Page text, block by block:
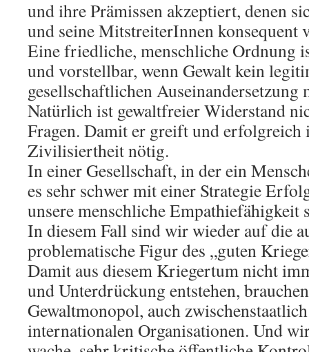
und ihre Prämissen akzeptiert, denen
und seine MitstreiterInnen konsequent
Eine friedliche, menschliche Ordnung
und vorstellbar, wenn Gewalt kein
gesellschaftlichen Auseinandersetzung
Natürlich ist gewaltfreier Widerstand
Fragen. Damit er greift und
Zivilisiertheit nötig.
In einer Gesellschaft, in der ein
es sehr schwer mit einer Strategie
unsere menschliche Empathiefähigkeit
In diesem Fall sind wir wieder auf die
problematische Figur des „guten
Damit aus diesem Kriegertum nicht
und Unterdrückung entstehen,
Gewaltmonopol, auch
internationalen Organisationen. Und